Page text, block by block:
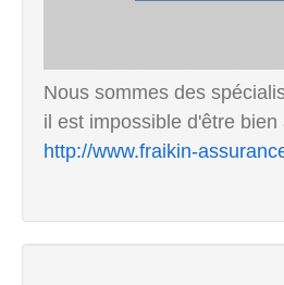
Nous sommes des
il est impossible d'être
http://www.fraikin-